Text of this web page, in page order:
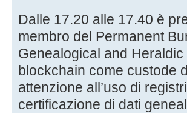
Dalle 17.20 alle 17.40 è
membro del Permanent
Genealogical and
blockchain come custode
attenzione all’uso di
certificazione di dati